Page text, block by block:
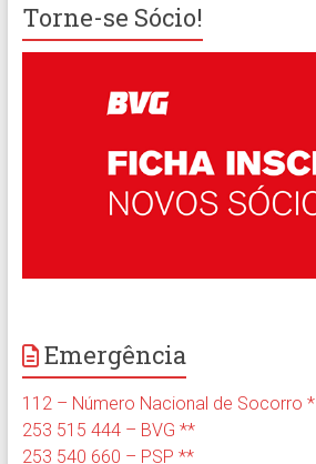
Torne-se Sócio!
Emergência
112 – Número Nacional de Socorro *
253 515 444 – BVG **
253 540 660 – PSP **